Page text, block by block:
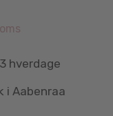
hverdage
i Aabenraa